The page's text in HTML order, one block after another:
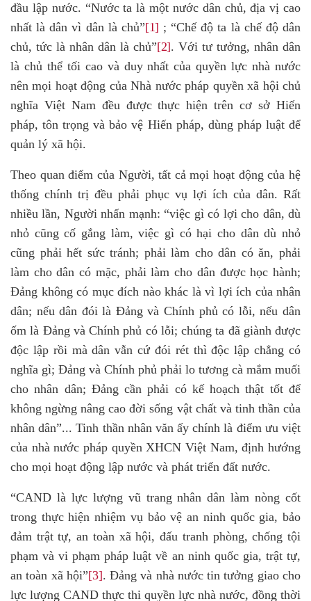
đầu lập nước. “Nước ta là một nước dân chủ, địa vị cao
nhất là dân vì dân là chủ”[1] ; “Chế độ ta là chế độ dân
chủ, tức là nhân dân là chủ”[2]. Với tư tưởng, nhân dân
là chủ thể tối cao và duy nhất của quyền lực nhà nước
nên mọi hoạt động của Nhà nước pháp quyền xã hội chủ
nghĩa Việt Nam đều được thực hiện trên cơ sở Hiến
pháp, tôn trọng và bảo vệ Hiến pháp, dùng pháp luật để
quản lý xã hội.
Theo quan điểm của Người, tất cả mọi hoạt động của hệ
thống chính trị đều phải phục vụ lợi ích của dân. Rất
nhiều lần, Người nhấn mạnh: “việc gì có lợi cho dân, dù
nhỏ cũng cố gắng làm, việc gì có hại cho dân dù nhỏ
cũng phải hết sức tránh; phải làm cho dân có ăn, phải
làm cho dân có mặc, phải làm cho dân được học hành;
Đảng không có mục đích nào khác là vì lợi ích của nhân
dân; nếu dân đói là Đảng và Chính phủ có lỗi, nếu dân
ốm là Đảng và Chính phủ có lỗi; chúng ta đã giành được
độc lập rồi mà dân vẫn cứ đói rét thì độc lập chẳng có
nghĩa gì; Đảng và Chính phủ phải lo tương cà mắm muối
cho nhân dân; Đảng cần phải có kế hoạch thật tốt để
không ngừng nâng cao đời sống vật chất và tinh thần của
nhân dân”... Tinh thần nhân văn ấy chính là điểm ưu việt
của nhà nước pháp quyền XHCN Việt Nam, định hướng
cho mọi hoạt động lập nước và phát triển đất nước.
“CAND là lực lượng vũ trang nhân dân làm nòng cốt
trong thực hiện nhiệm vụ bảo vệ an ninh quốc gia, bảo
đảm trật tự, an toàn xã hội, đấu tranh phòng, chống tội
phạm và vi phạm pháp luật về an ninh quốc gia, trật tự,
an toàn xã hội”[3].Đảng và nhà nước tin tưởng giao cho
lực lượng CAND thực thi quyền lực nhà nước, đồng thời